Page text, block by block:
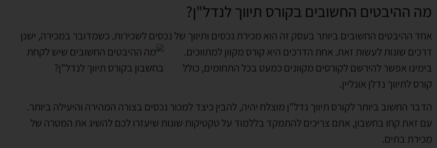
מה ההיבטים החשובים בקורס תיווך לנדל"ן?
אחד ההיבטים החשובים ביותר בעסק זה הוא מכירת נכסים ותיווך של נכסים לשכירות. כשמדובר במכירה, ישנן
דרכים שונות לעשות זאת. אחת הדרכים היא קורס מקוון למתווכים.
בימינו אפשר להירשם לקורסים מקוונים כמעט בכל התחומים, כולל
קורס לתיווך נדלן אונליין.
הדבר החשוב ביותר לקורס תיווך נדל"ן מוצלח יהיה, להבין כיצד למכור נכסים בצורה המהירה והיעילה ביותר.
עם זאת קחו בחשבון, אתם צריכים להתמקד בללמוד על טקטיקות שונות שיעזרו לכם להשיג את המטרה של
מכירת בתים.